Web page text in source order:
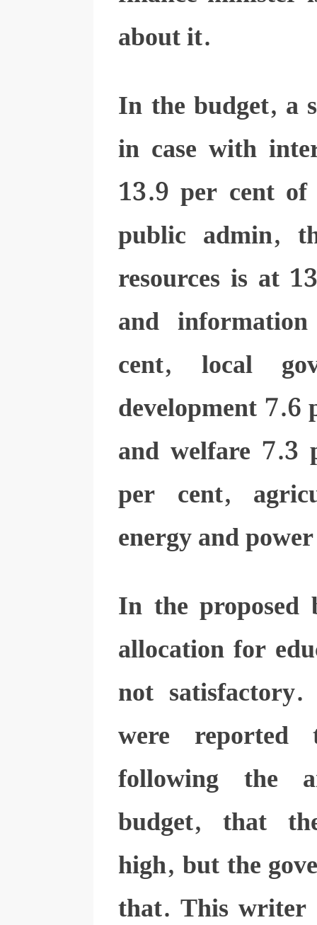
about it.
In the budget, a
in case with
13.9 per cent
public admin,
resources is at
and
cent, local
development 7.6
and welfare 7.3
per cent,
energy and
In the proposed
allocation for
not satisfactory.
were reported
following the
budget, that
high, but the
that. This writer